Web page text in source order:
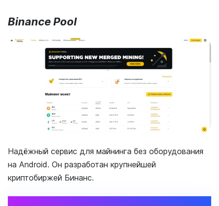
Binance Pool
Надёжный сервис для майнинга без оборудования
на Android. Он разработан крупнейшей
криптобиржей Бинанс.